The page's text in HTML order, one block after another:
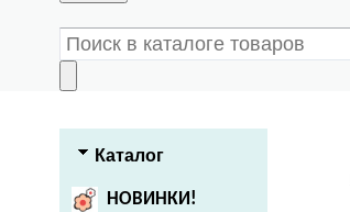
Каталог
НОВИНКИ!